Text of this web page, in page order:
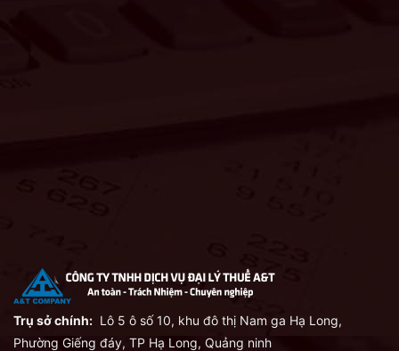
Trụ sở chính: Lô 5 ô số 10, khu đô thị Nam ga Hạ Long,
Phường Giếng đáy, TP Hạ Long, Quảng ninh